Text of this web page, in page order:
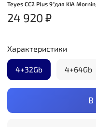
Teyes CC2 Plus 9"для KIA
24 920 ₽
В
Характеристики
4+32Gb 4+64Gb